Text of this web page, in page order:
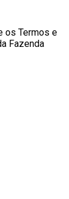
os Termos e
Fazenda